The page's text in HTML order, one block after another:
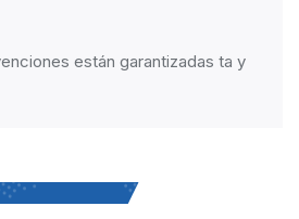
están garantizadas ta y